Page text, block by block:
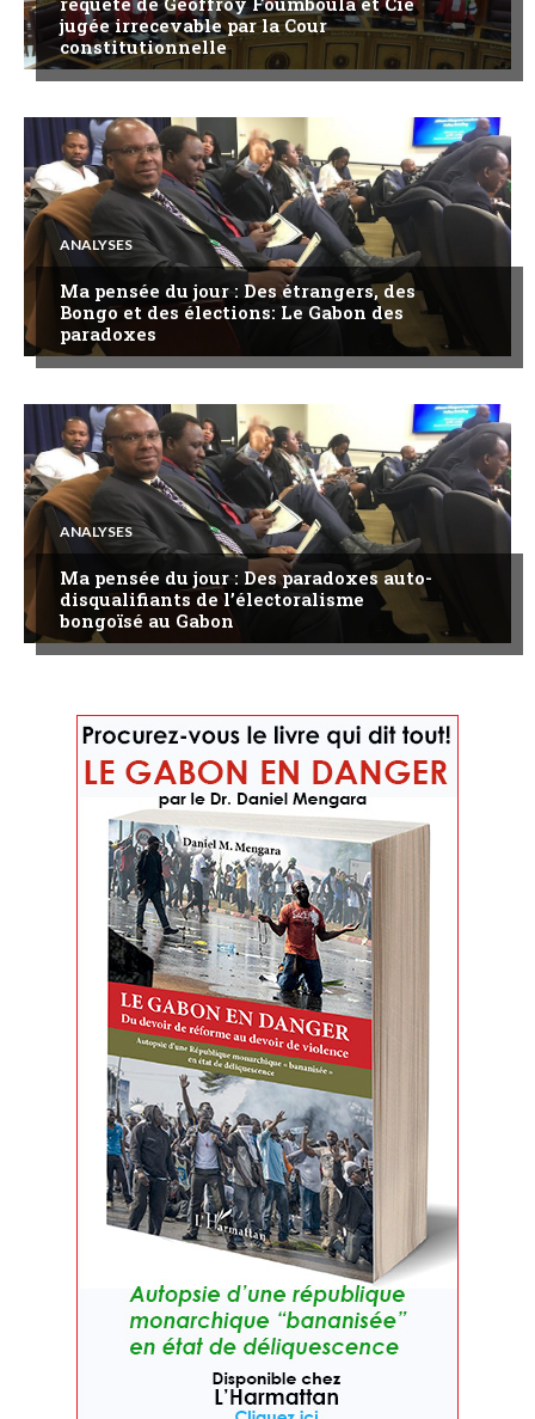
jugée irrecevable par la Cour
constitutionnelle
ANALYSES
Ma pensée du jour : Des étrangers, des
Bongo et des élections: Le Gabon des
paradoxes
ANALYSES
Ma pensée du jour : Des paradoxes auto-
disqualifiants de l’électoralisme
bongoïsé au Gabon